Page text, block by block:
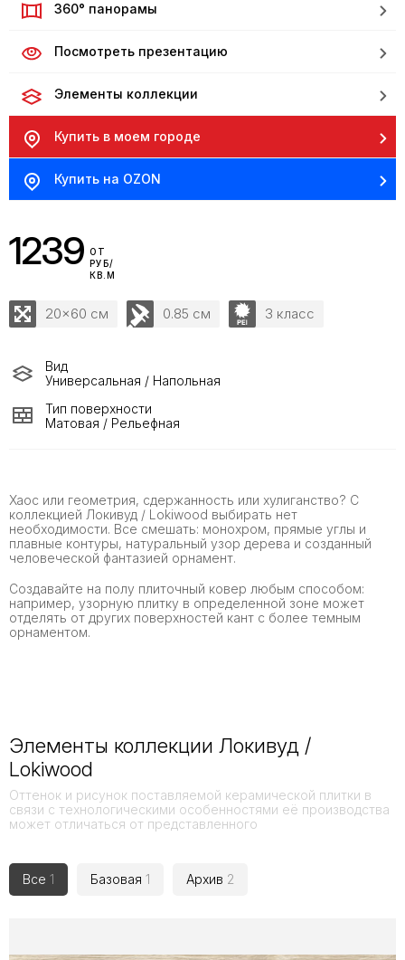
Хаос или геометрия, сдержанность или хулиганство? С
коллекцией Локивуд / Lokiwood выбирать нет
необходимости. Все смешать: монохром, прямые углы и
плавные контуры, натуральный узор дерева и созданный
человеческой фантазией орнамент.
Создавайте на полу плиточный ковер любым способом:
например, узорную плитку в определенной зоне может
отделять от других поверхностей кант с более темным
орнаментом.
360° панорамы
Посмотреть презентацию
Элементы коллекции
Купить в моем городе
Купить на OZON
1239 ОТ
РУБ/
КВ.М
20x60 см 0.85 см 3 класс
Вид
Универсальная / Напольная
Тип поверхности
Матовая / Рельефная
Элементы коллекции Локивуд /
Lokiwood
Оттенок и рисунок поставляемой керамической плитки в
связи с технологическими особенностями её производства
может отличаться от представленного
Все 1 Базовая 1 Архив 2